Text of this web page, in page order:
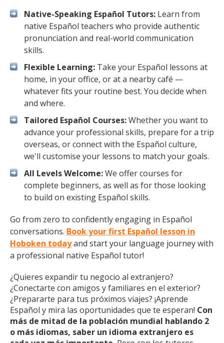
Native-Speaking Español Tutors: Learn from
native Español teachers who provide authentic
pronunciation and real-world communication
skills.
Flexible Learning: Take your Español lessons at
home, in your office, or at a nearby café —
whatever fits your routine best. You decide when
and where.
Tailored Español Courses:Whether you want to
advance your professional skills, prepare for a trip
overseas, or connect with the Español culture,
we'll customise your lessons to match your goals.
All Levels Welcome:We offer courses for
complete beginners, as well as for those looking
to build on existing Español skills.
Go from zero to confidently engaging in Español
conversations. Book your first Español lesson in
Hoboken todayand start your language journey with
a professional native Español tutor!
¿Quieres expandir tu negocio al extranjero?
¿Conectarte con amigos y familiares en el exterior?
¿Prepararte para tus próximos viajes? ¡Aprende
Español y mira las oportunidades que te esperan! Con
más de mitad de la población mundial hablando 2
o más idiomas, saber un idioma extranjero es